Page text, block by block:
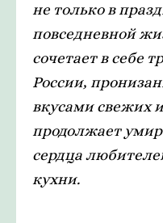
не только в
повседневной
сочетает в себе
России,
вкусами свежих
продолжает
сердца
кухни.